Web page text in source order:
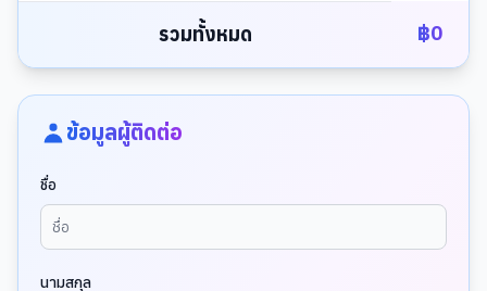
รวมทั้งหมด ฿0
ข้อมูลผู้ติดต่อ
ชื่อ
นามสกุล